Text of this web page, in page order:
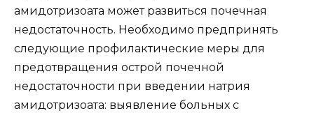
амидотризоата может развиться почечная
недостаточность. Необходимо предпринять
следующие профилактические меры для
предотвращения острой почечной
недостаточности при введении натрия
амидотризоата: выявление больных с